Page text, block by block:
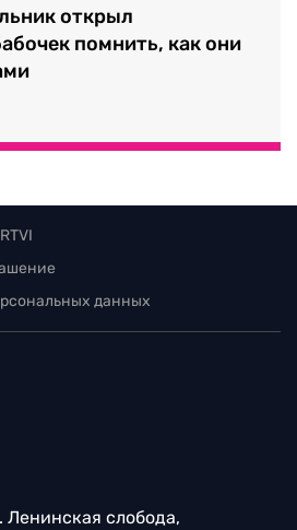
открыл
помнить, как они
данных
Ленинская слобода,